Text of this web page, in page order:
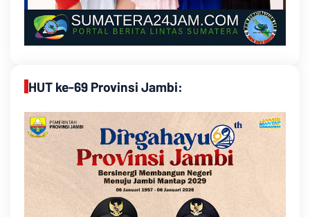
HUT ke-69 Provinsi Jambi: